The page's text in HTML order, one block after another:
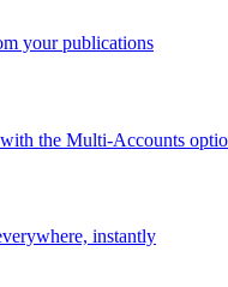
your publications
the Multi-Accounts
instantly